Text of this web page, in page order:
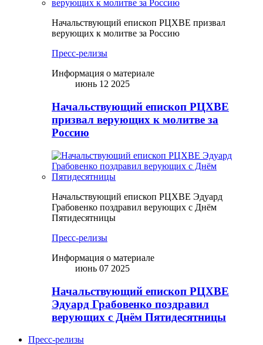
Начальствующий епископ РЦХВЕ призвал
верующих к молитве за Россию
Пресс-релизы
Информация о материале
июнь 12 2025
Начальствующий епископ РЦХВЕ
призвал верующих к молитве за
Россию
Начальствующий епископ РЦХВЕ Эдуард
Грабовенко поздравил верующих с Днём
Пятидесятницы
Пресс-релизы
Информация о материале
июнь 07 2025
Начальствующий епископ РЦХВЕ
Эдуард Грабовенко поздравил
верующих с Днём Пятидесятницы
Пресс-релизы